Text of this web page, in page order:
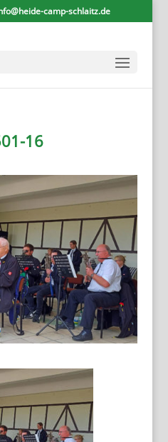
camp-schlaitz.de
16